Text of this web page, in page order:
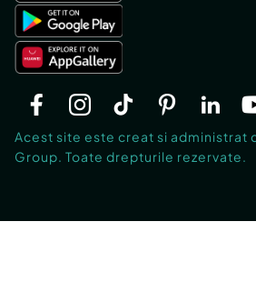
Acest site este creat si administrat
Group. Toate drepturile rezervate.